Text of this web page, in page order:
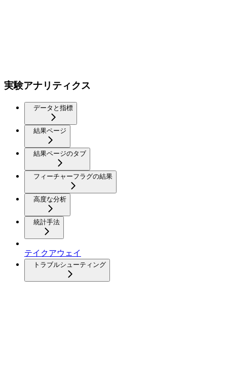
実験アナリティクス
データと指標
結果ページ
結果ページのタブ
フィーチャーフラグの結果
高度な分析
統計手法
テイクアウェイ
トラブルシューティング